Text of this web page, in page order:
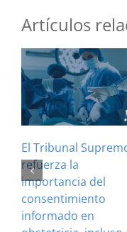
Artículos
El Tribunal
refuerza la
importancia del
consentimiento
informado en